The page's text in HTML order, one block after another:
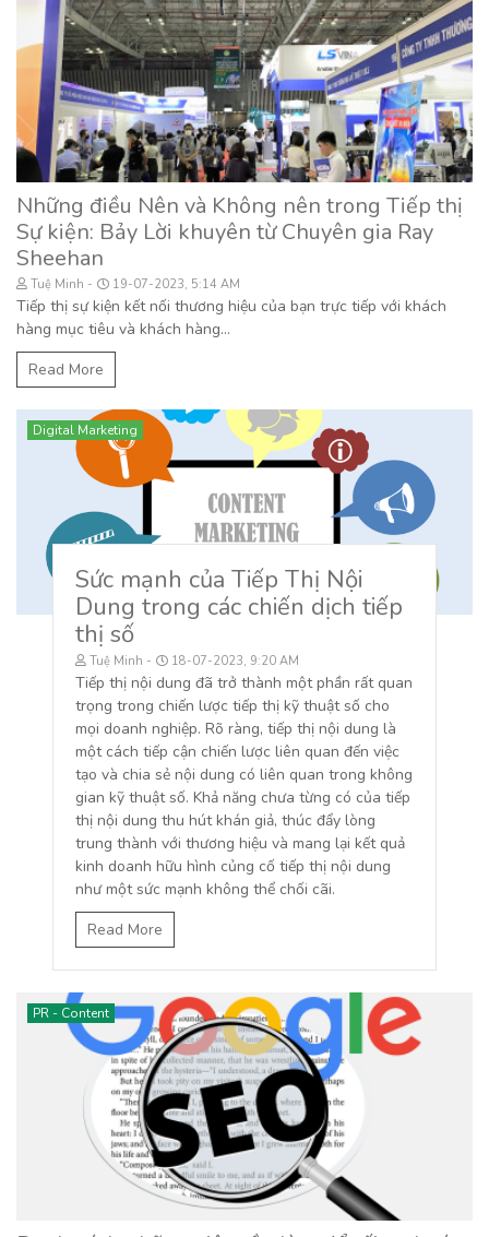
Những điều Nên và Không nên trong Tiếp thị
Sự kiện: Bảy Lời khuyên từ Chuyên gia Ray
Sheehan
Tuệ Minh 19-07-2023, 5:14 AM
Tiếp thị sự kiện kết nối thương hiệu của bạn trực tiếp với khách
hàng mục tiêu và khách hàng...
Read More
Digital Marketing
Sức mạnh của Tiếp Thị Nội
Dung trong các chiến dịch tiếp
thị số
Tuệ Minh 18-07-2023, 9:20 AM
Tiếp thị nội dung đã trở thành một phần rất quan
trọng trong chiến lược tiếp thị kỹ thuật số cho
mọi doanh nghiệp. Rõ ràng, tiếp thị nội dung là
một cách tiếp cận chiến lược liên quan đến việc
tạo và chia sẻ nội dung có liên quan trong không
gian kỹ thuật số. Khả năng chưa từng có của tiếp
thị nội dung thu hút khán giả, thúc đẩy lòng
trung thành với thương hiệu và mang lại kết quả
kinh doanh hữu hình củng cố tiếp thị nội dung
như một sức mạnh không thể chối cãi.
Read More
PR - Content